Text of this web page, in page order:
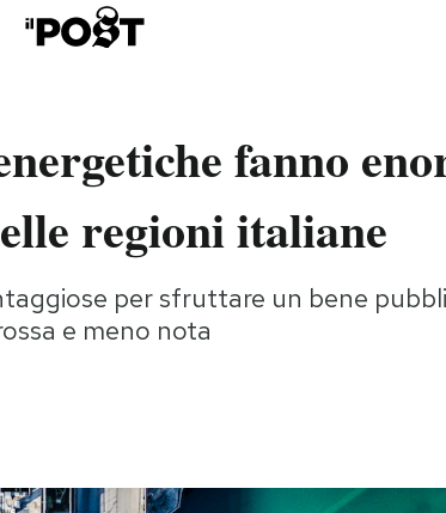
fanno
regioni italiane
per sfruttare un bene
e meno nota